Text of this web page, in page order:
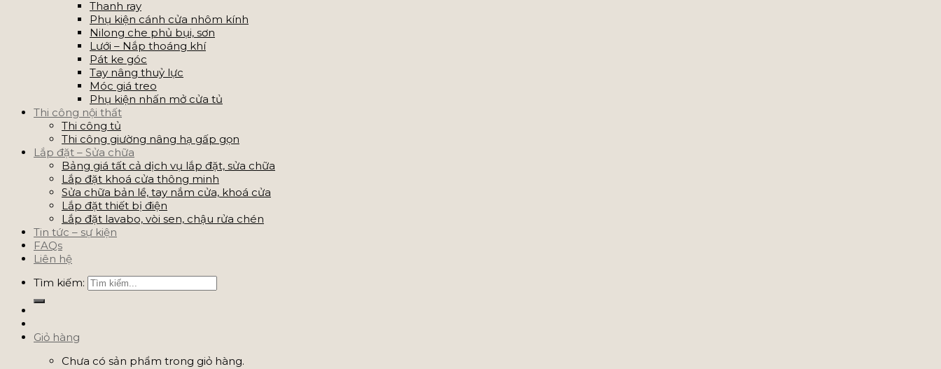
Thanh ray
Phụ kiện cánh cửa nhôm kính
Nilong che phủ bụi, sơn
Lưới – Nắp thoáng khí
Pát ke góc
Tay nâng thuỷ lực
Móc giá treo
Phụ kiện nhấn mở cửa tủ
Thi công nội thất
Thi công tủ
Thi công giường nâng hạ gấp gọn
Lắp đặt – Sửa chữa
Bảng giá tất cả dịch vụ lắp đặt, sửa chữa
Lắp đặt khoá cửa thông minh
Sửa chữa bản lề, tay nắm cửa, khoá cửa
Lắp đặt thiết bị điện
Lắp đặt lavabo, vòi sen, chậu rửa chén
Tin tức – sự kiện
FAQs
Liên hệ
Tìm kiếm:
Giỏ hàng
Chưa có sản phẩm trong giỏ hàng.